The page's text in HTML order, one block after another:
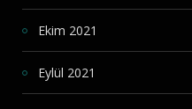
Ekim 2021
Eylül 2021